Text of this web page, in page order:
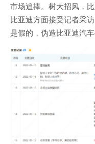
市场追捧。树大招风，
比亚迪方面接受记者采
是假的，伪造比亚迪汽